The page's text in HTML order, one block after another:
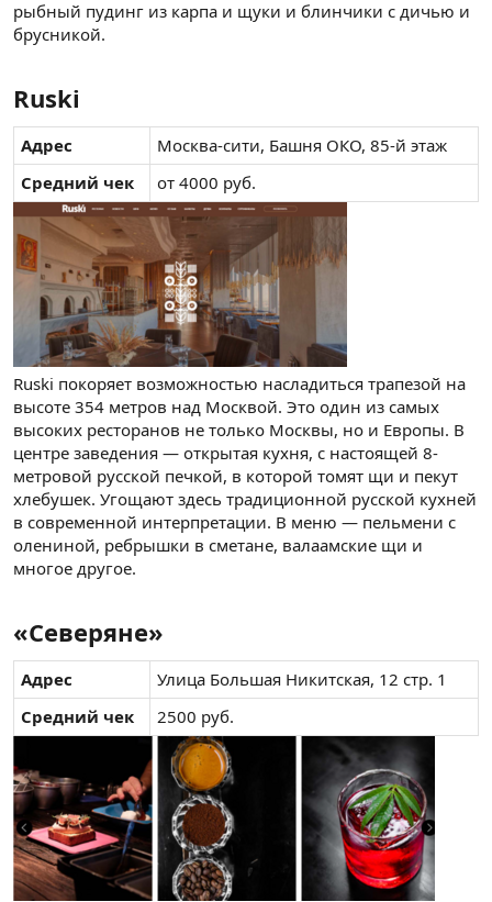
рыбный пудинг из карпа и щуки и блинчики с дичью и
брусникой.
Ruski​
Адрес
Москва-сити, Башня ОКО, 85-й этаж
Средний чек
от 4000 руб.
Ruski покоряет возможностью насладиться трапезой на
высоте 354 метров над Москвой. Это один из самых
высоких ресторанов не только Москвы, но и Европы. В
центре заведения — открытая кухня, с настоящей 8-
метровой русской печкой, в которой томят щи и пекут
хлебушек. Угощают здесь традиционной русской кухней
в современной интерпретации. В меню — пельмени с
олениной, ребрышки в сметане, валаамские щи и
многое другое.
«Северяне»​
Адрес
Улица Большая Никитская, 12 стр. 1
Средний чек
2500 руб.